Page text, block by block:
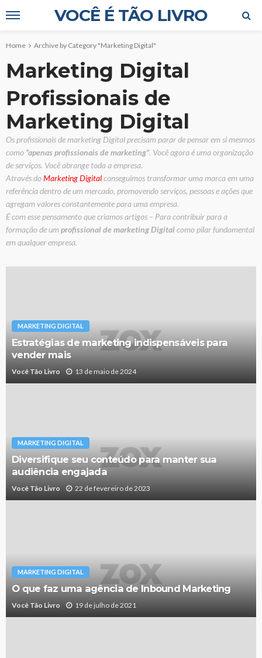
VOCÊ É TÃO LIVRO
Home Archive by Category "Marketing Digital"
Marketing Digital
Profissionais de
Marketing Digital
Os profissionais de marketing Digital precisam parar de pensar em si mesmos
como “apenas profissionais de marketing”. Você agora é uma organização
de serviços. Você abrange toda a empresa.
Através doMarketing Digitalconseguimos transformar uma marca em uma
referência dentro de um mercado, promovendo serviços, pessoas e ações que
agregam valores constantemente para uma empresa.
É com esse pensamento que criamos artigos – Para contribuir para a
formação de um profissional de marketing Digitalcomo pilar fundamental
em qualquer empresa.
MARKETING DIGITAL
Estratégias de marketing indispensáveis para
vender mais
Você Tão Livro 13 de maio de 2024
MARKETING DIGITAL
Diversifique seu conteúdo para manter sua
audiência engajada
Você Tão Livro 22 de fevereiro de 2023
MARKETING DIGITAL
O que faz uma agência de Inbound Marketing
Você Tão Livro 19 de julho de 2021